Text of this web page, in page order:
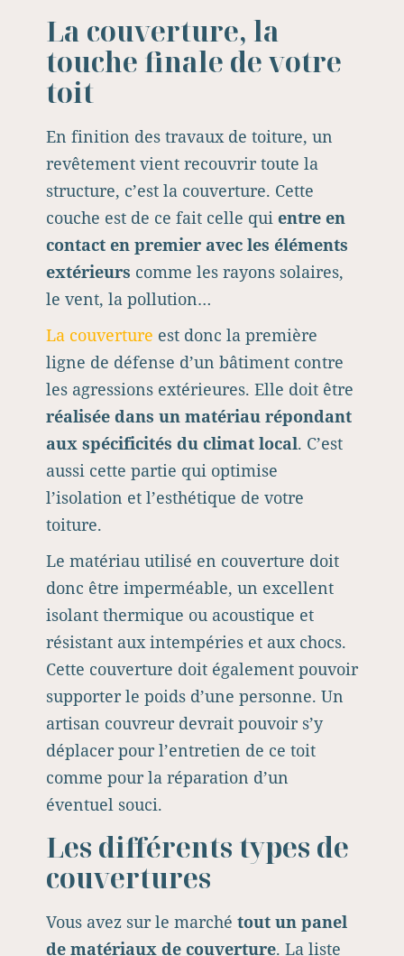
La couverture, la
touche finale de votre
toit
En finition des travaux de toiture, un
revêtement vient recouvrir toute la
structure, c’est la couverture. Cette
couche est de ce fait celle qui entre en
contact en premier avec les éléments
extérieurs comme les rayons solaires,
le vent, la pollution…
La couverture est donc la première
ligne de défense d’un bâtiment contre
les agressions extérieures. Elle doit être
réalisée dans un matériau répondant
aux spécificités du climat local. C’est
aussi cette partie qui optimise
l’isolation et l’esthétique de votre
toiture.
Le matériau utilisé en couverture doit
donc être imperméable, un excellent
isolant thermique ou acoustique et
résistant aux intempéries et aux chocs.
Cette couverture doit également pouvoir
supporter le poids d’une personne. Un
artisan couvreur devrait pouvoir s’y
déplacer pour l’entretien de ce toit
comme pour la réparation d’un
éventuel souci.
Les différents types de
couvertures
Vous avez sur le marché tout un panel
de matériaux de couverture. La liste